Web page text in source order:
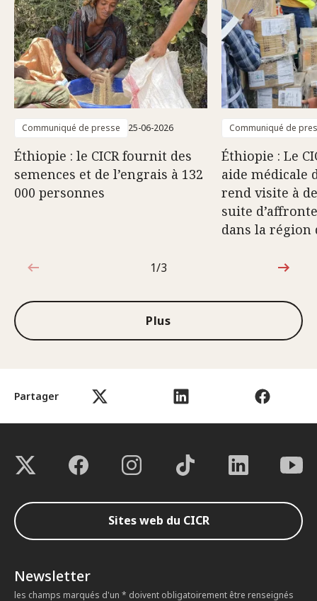
Partager
Communiqué de presse 25-06-2026
Éthiopie : le CICR fournit des
semences et de l’engrais à 132
000 personnes
Communiqué de
Éthiopie : Le
aide médicale
rend visite à
suite
dans la région
1sur3
1/3
Plus
Sites web du CICR
Newsletter
les champs marqués d'un * doivent obligatoirement être renseignés